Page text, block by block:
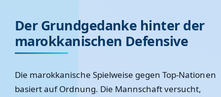
Der Grundgedanke hinter der
marokkanischen Defensive
Die marokkanische Spielweise gegen Top-Nationen
basiert auf Ordnung. Die Mannschaft versucht,